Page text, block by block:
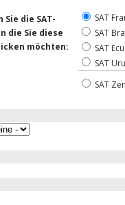
die SAT-
die Sie diese
möchten:
SAT
SAT
SAT
SAT
SAT